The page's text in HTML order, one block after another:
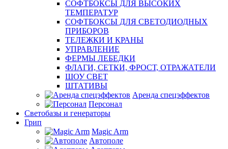
СОФТБОКСЫ ДЛЯ ВЫСОКИХ
ТЕМПЕРАТУР
СОФТБОКСЫ ДЛЯ СВЕТОДИОДНЫХ
ПРИБОРОВ
ТЕЛЕЖКИ И КРАНЫ
УПРАВЛЕНИЕ
ФЕРМЫ ЛЕБЕДКИ
ФЛАГИ, СЕТКИ, ФРОСТ, ОТРАЖАТЕЛИ
ШОУ СВЕТ
ШТАТИВЫ
Аренда спецэффектов
Персонал
Светобазы и генераторы
Грип
Magic Arm
Автополе